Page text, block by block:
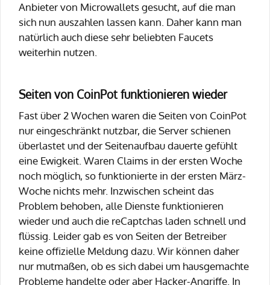
Anbieter von Microwallets gesucht, auf die man
sich nun auszahlen lassen kann. Daher kann man
natürlich auch diese sehr beliebten Faucets
weiterhin nutzen.
Seiten von CoinPot funktionieren wieder
Fast über 2 Wochen waren die Seiten von CoinPot
nur eingeschränkt nutzbar, die Server schienen
überlastet und der Seitenaufbau dauerte gefühlt
eine Ewigkeit. Waren Claims in der ersten Woche
noch möglich, so funktionierte in der ersten März-
Woche nichts mehr. Inzwischen scheint das
Problem behoben, alle Dienste funktionieren
wieder und auch die reCaptchas laden schnell und
flüssig. Leider gab es von Seiten der Betreiber
keine offizielle Meldung dazu. Wir können daher
nur mutmaßen, ob es sich dabei um hausgemachte
Probleme handelte oder aber Hacker-Angriffe. In